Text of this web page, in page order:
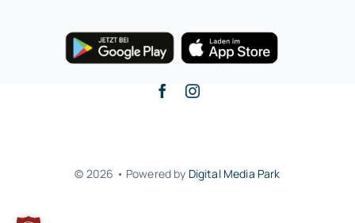
© 2026 • Powered by Digital Media Park